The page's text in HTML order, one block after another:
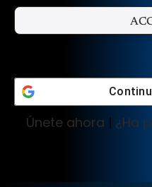
Únete ahora | ¿Ha